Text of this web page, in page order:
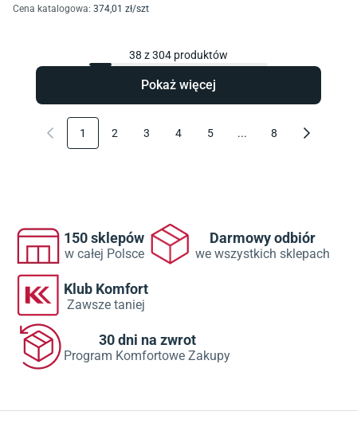
Cena katalogowa: 374,01 zł/szt
38 z304 produktów
Pokaż więcej
1 2 3 4 5 ... 8
150 sklepów
w całej Polsce
Darmowy odbiór
we wszystkich sklepach
Klub Komfort
Zawsze taniej
30 dni na zwrot
Program Komfortowe Zakupy